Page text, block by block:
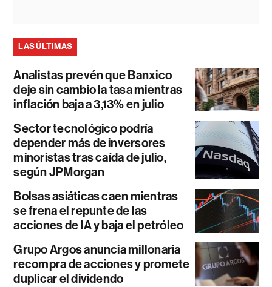
LAS ÚLTIMAS
Analistas prevén que Banxico
deje sin cambio la tasa mientras
inflación baja a 3,13% en julio
Sector tecnológico podría
depender más de inversores
minoristas tras caída de julio,
según JPMorgan
Bolsas asiáticas caen mientras
se frena el repunte de las
acciones de IA y baja el petróleo
Grupo Argos anuncia millonaria
recompra de acciones y promete
duplicar el dividendo